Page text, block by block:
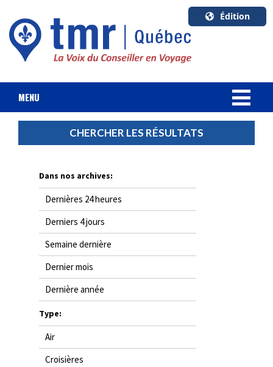
Édition
U.S.A.
English
Canada
Canada
Quebec
Français
MENU
CROISIÈRES
HOTELS & RESORTS
DESTINATIONS
AGENTS DE VOYAGE
FORMATION & RESSOURCES
CHERCHER LES RÉSULTATS
Dans nos archives:
Dernières 24 heures
Derniers 4 jours
Semaine dernière
Dernier mois
Dernière année
Type:
Air
Croisières